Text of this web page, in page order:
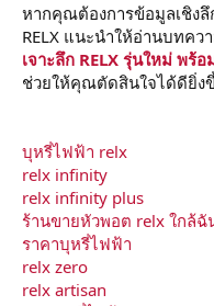
หากคุณต้องการข้อมูลเชิงลึ
RELX แนะนำให้อ่านบทคว
เจาะลึก RELX รุ่นใหม่ พร้
ช่วยให้คุณตัดสินใจได้ดียิ่ง
บุหรี่ไฟฟ้า relx
relx infinity
relx infinity plus
ร้านขายหัวพอต relx ใกล้ฉั
ราคาบุหรี่ไฟฟ้า
relx zero
relx artisan